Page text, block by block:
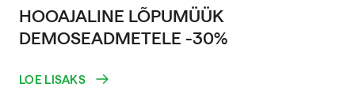
HOOAJALINE LÕPUMÜÜK
DEMOSEADMETELE -30%
LOE LISAKS